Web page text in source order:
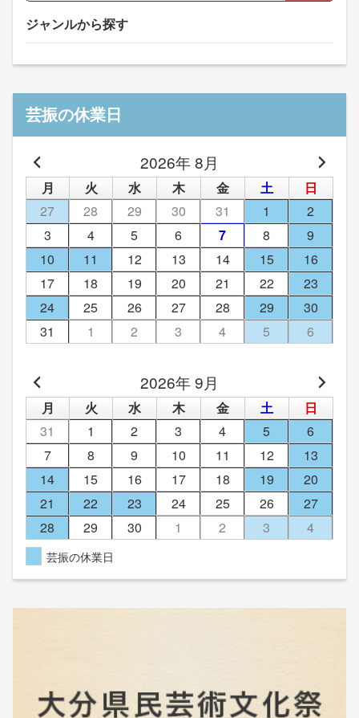
ジャンルから探す
芸振の休業日
2026年 8月
月 火 水 木 金 土
日
27
28 29 30 31 1
2
3
4 5 6 7 8
9
10
11 12 13 14 15
16
17
18 19 20 21 22
23
24
25 26 27 28 29
30
31
1 2 3 4 5 6
2026年 9月
月 火 水 木 金 土
日
31
1 2 3 4 5
6
7
8 9 10 11 12
13
14
15 16 17 18 19
20
21
22 23 24 25 26
27
28
29 30 1 2 3 4
芸振の休業日